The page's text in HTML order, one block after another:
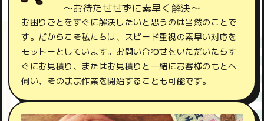
〜お待たせせずに素早く解決〜
お困りごとをすぐに解決したいと思うのは当然のことで
す。だからこそ私たちは、スピード重視の素早い対応を
モットーとしています。お問い合わせをいただいたらす
ぐにお見積り、またはお見積りと一緒にお客様のもとへ
伺い、そのまま作業を開始することも可能です。